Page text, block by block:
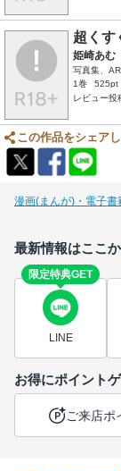
超くす
姫崎あむ
写真集、
1巻
525pt
レビュー投
この作品をシェア
漫画(まんが)・電子
最新情報はここ
限定特典GET
LINE
お得にポイントゲ
ご来店ポ